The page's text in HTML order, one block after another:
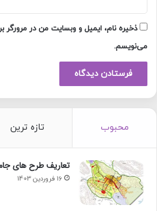
ذخیره نام، ایمیل و وبسایت من در مرورگر
می‌نویسم.
محبوب تازه ترین
تعاریف طرح های
16 فروردین 1403